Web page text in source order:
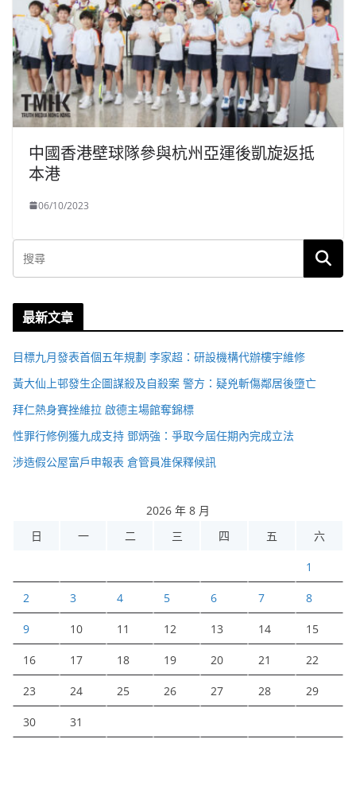
中國香港壁球隊參與杭州亞運後凱旋返抵
本港
06/10/2023
最新文章
目標九月發表首個五年規劃 李家超：研設機構代辦樓宇維修
黃大仙上邨發生企圖謀殺及自殺案 警方：疑兇斬傷鄰居後墮亡
拜仁熱身賽挫維拉 啟德主場館奪錦標
性罪行修例獲九成支持 鄧炳強：爭取今屆任期內完成立法
涉造假公屋富戶申報表 倉管員准保釋候訊
2026 年 8 月
日
一 二 三 四 五 六
1
2 3 4 5 6 7 8
9 10 11 12 13 14 15
16 17 18 19 20 21 22
23 24 25 26 27 28 29
30 31